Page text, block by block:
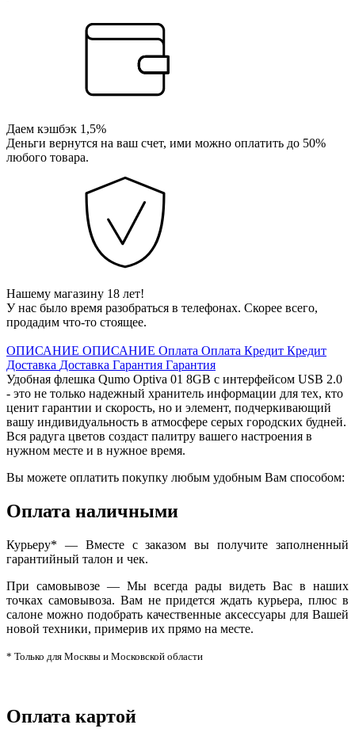
Даем кэшбэк 1,5%
Деньги вернутся на ваш счет, ими можно оплатить до 50%
любого товара.
Нашему магазину 18 лет!
У нас было время разобраться в телефонах. Скорее всего,
продадим что-то стоящее.
ОПИСАНИЕ ОПИСАНИЕ Оплата Оплата Кредит Кредит
Доставка Доставка Гарантия Гарантия
Удобная флешка Qumo Optiva 01 8GB с интерфейсом USB 2.0
- это не только надежный хранитель информации для тех, кто
ценит гарантии и скорость, но и элемент, подчеркивающий
вашу индивидуальность в атмосфере серых городских будней.
Вся радуга цветов создаст палитру вашего настроения в
нужном месте и в нужное время.
Вы можете оплатить покупку любым удобным Вам способом:
Оплата наличными
Курьеру* — Вместе с заказом вы получите заполненный
гарантийный талон и чек.
При самовывозе — Мы всегда рады видеть Вас в наших
точках самовывоза. Вам не придется ждать курьера, плюс в
салоне можно подобрать качественные аксессуары для Вашей
новой техники, примерив их прямо на месте.
* Только для Москвы и Московской области
Оплата картой